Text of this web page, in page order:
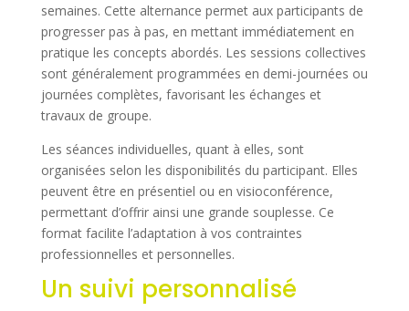
semaines. Cette alternance permet aux participants de
progresser pas à pas, en mettant immédiatement en
pratique les concepts abordés. Les sessions collectives
sont généralement programmées en demi-journées ou
journées complètes, favorisant les échanges et
travaux de groupe.
Les séances individuelles, quant à elles, sont
organisées selon les disponibilités du participant. Elles
peuvent être en présentiel ou en visioconférence,
permettant d’offrir ainsi une grande souplesse. Ce
format facilite l’adaptation à vos contraintes
professionnelles et personnelles.
Un suivi personnalisé